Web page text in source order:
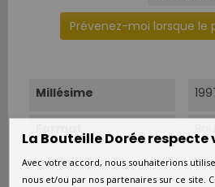
Prévenez-moi lorsque le
Millésime
Qté/Colis 1
La Bouteille Dorée respecte
Avec votre accord, nous souhaiterions
nous et/ou par nos partenaires sur ce site.